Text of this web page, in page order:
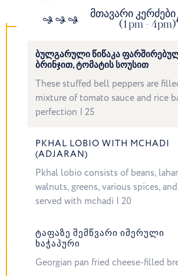
მთავარი კერძები
(1pm - 4pm)
ᲑᲣᲚᲒᲐᲠᲣᲚᲘ ᲬᲘᲬᲐᲙᲐ
ᲑᲠᲘᲜᲯᲘᲗ, ᲢᲝᲛᲐᲢᲘᲡ ᲡᲝᲣᲡᲘᲗ
These stuffed bell peppers are
mixture of tomato sauce and rice
perfection | 25
PKHAL LOBIO WITH MCHADI
(ADJARAN)
Pkhal lobio consists of beans,
walnuts, greens, various spices,
served with mchadi | 20
ᲢᲐᲤᲐᲖᲔ ᲨᲔᲛᲬᲕᲐᲠᲘ ᲘᲛᲔᲠᲣᲚᲘ
ᲮᲐᲭᲐᲞᲣᲠᲘ
Georgian pan fried cheese-filled